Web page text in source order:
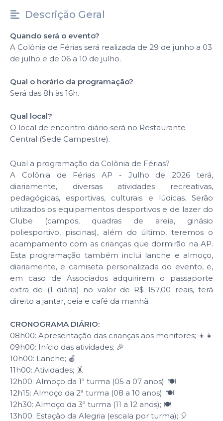
Descrição Geral
Quando será o evento?
A Colônia de Férias será realizada de 29 de junho a 03
de julho e de 06 a 10 de julho.
Qual o horário da programação?
Será das 8h às 16h.
Qual local?
O local de encontro diário será no Restaurante
Central (Sede Campestre).
Qual a programação da Colônia de Férias?
A Colônia de Férias AP - Julho de 2026 terá,
diariamente, diversas atividades recreativas,
pedagógicas, esportivas, culturais e lúdicas. Serão
utilizados os equipamentos desportivos e de lazer do
Clube (campos, quadras de areia, ginásio
poliesportivo, piscinas), além do último, teremos o
acampamento com as crianças que dormirão na AP.
Esta programação também inclui lanche e almoço,
diariamente, e camiseta personalizada do evento, e,
em caso de Associados adquirirem o passaporte
extra de (1 diária) no valor de R$ 157,00 reais, terá
direito a jantar, ceia e café da manhã.
CRONOGRAMA DIÁRIO:
08h00: Apresentação das crianças aos monitores; 👦👧
09h00: Início das atividades; 🎉
10h00: Lanche; 🍎
11h00: Atividades; 🤸
12h00: Almoço da 1ª turma (05 a 07 anos); 🍽️
12h15: Almoço da 2ª turma (08 a 10 anos); 🍽️
12h30: Almoço da 3ª turma (11 a 12 anos); 🍽️
13h00: Estação da Alegria (escala por turma); 🎈